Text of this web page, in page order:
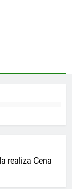
realiza Cena